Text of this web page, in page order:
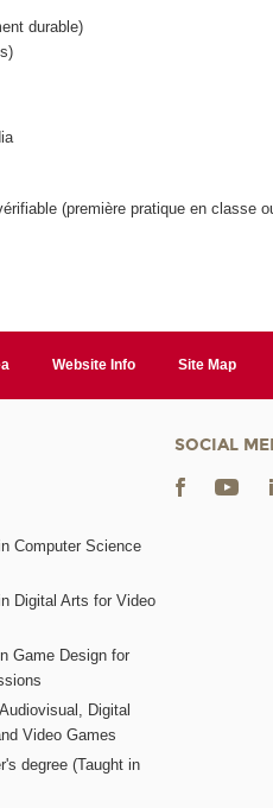
durable)
(première pratique en classe
Website Info Site Map
Computer Science
Digital Arts for Video
Game Design for
Digital
Video Games
degree (Taught in
SOCIAL